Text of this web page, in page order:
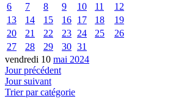
6
7 8 9 10 11
12
13
14 15 16 17 18
19
20
21 22 23 24 25
26
27
28 29 30 31
vendredi 10 mai 2024
Jour précédent
Jour suivant
Trier par catégorie